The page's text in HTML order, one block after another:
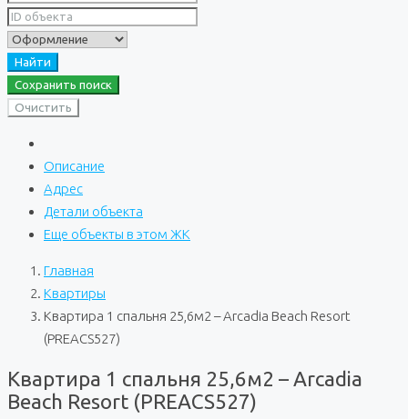
Найти
Сохранить поиск
Очистить
Описание
Адрес
Детали объекта
Еще объекты в этом ЖК
Главная
Квартиры
Квартира 1 спальня 25,6м2 – Arcadia Beach Resort
(PREACS527)
Квартира 1 спальня 25,6м2 – Arcadia
Beach Resort (PREACS527)